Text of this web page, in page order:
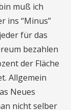
muß ich
ins “Minus”
für das
bezahlen
der Fläche
Allgemein
Neues
nicht selber